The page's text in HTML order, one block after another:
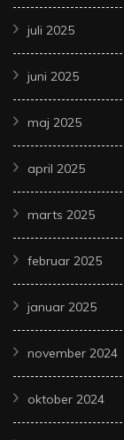
juli 2025
juni 2025
maj 2025
april 2025
marts 2025
februar 2025
januar 2025
november 2024
oktober 2024